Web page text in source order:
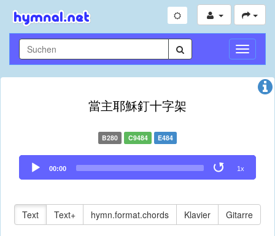
當主耶穌釘十字架
B280 C9484 E484
Audio
Player
00:00 1x
Text Text+ hymn.format.chords Klavier Gitarre